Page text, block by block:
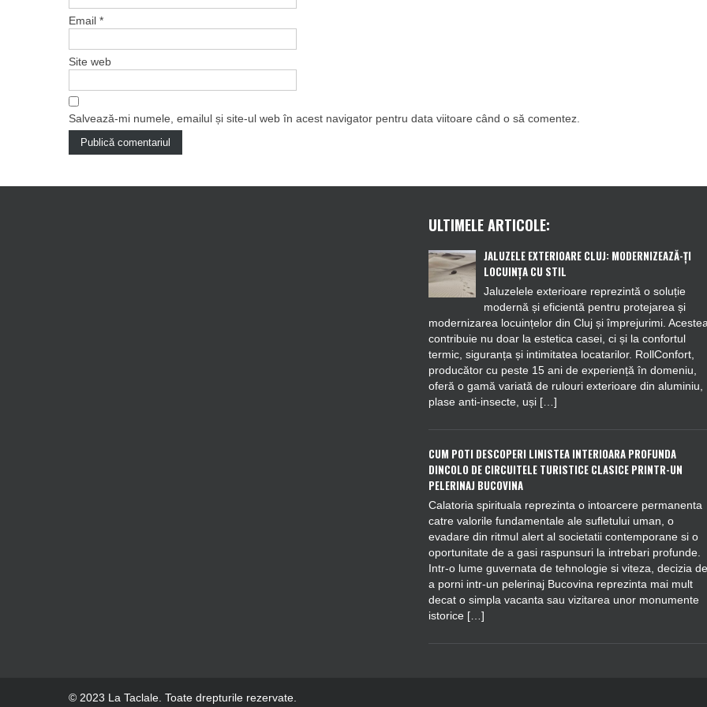
Email *
Site web
Salvează-mi numele, emailul și site-ul web în acest navigator pentru data viitoare când o să comentez.
ULTIMELE ARTICOLE:
JALUZELE EXTERIOARE CLUJ: MODERNIZEAZĂ-ȚI
LOCUINȚA CU STIL
Jaluzelele exterioare reprezintă o soluție
modernă și eficientă pentru protejarea și
modernizarea locuințelor din Cluj și împrejurimi.
contribuie nu doar la estetica casei, ci și la confortul
termic, siguranța și intimitatea locatarilor. RollConfort,
producător cu peste 15 ani de experiență în domeniu,
oferă o gamă variată de rulouri exterioare din aluminiu,
plase anti-insecte, uși […]
CUM POTI DESCOPERI LINISTEA INTERIOARA PROFUNDA
DINCOLO DE CIRCUITELE TURISTICE CLASICE PRINTR-UN
PELERINAJ BUCOVINA
Calatoria spirituala reprezinta o intoarcere permanenta
catre valorile fundamentale ale sufletului uman, o
evadare din ritmul alert al societatii contemporane si o
oportunitate de a gasi raspunsuri la intrebari profunde.
Intr-o lume guvernata de tehnologie si viteza, decizia
a porni intr-un pelerinaj Bucovina reprezinta mai mult
decat o simpla vacanta sau vizitarea unor monumente
istorice […]
© 2023 La Taclale. Toate drepturile rezervate.